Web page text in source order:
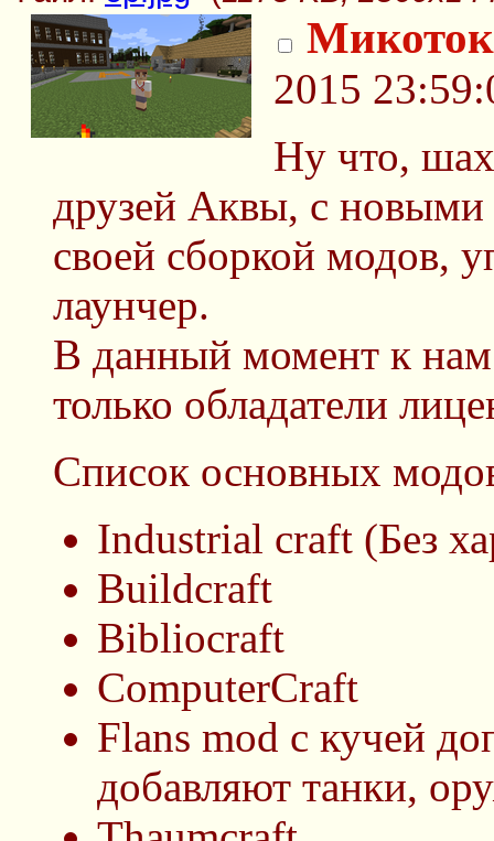
2015
Ну что,
друзей Аквы, с
своей сборкой модов,
лаунчер.
В данный момент к нам
только обладатели
Список основных
Industrial craft (Без
Buildcraft
Bibliocraft
ComputerCraft
Flans mod с кучей
добавляют танки,